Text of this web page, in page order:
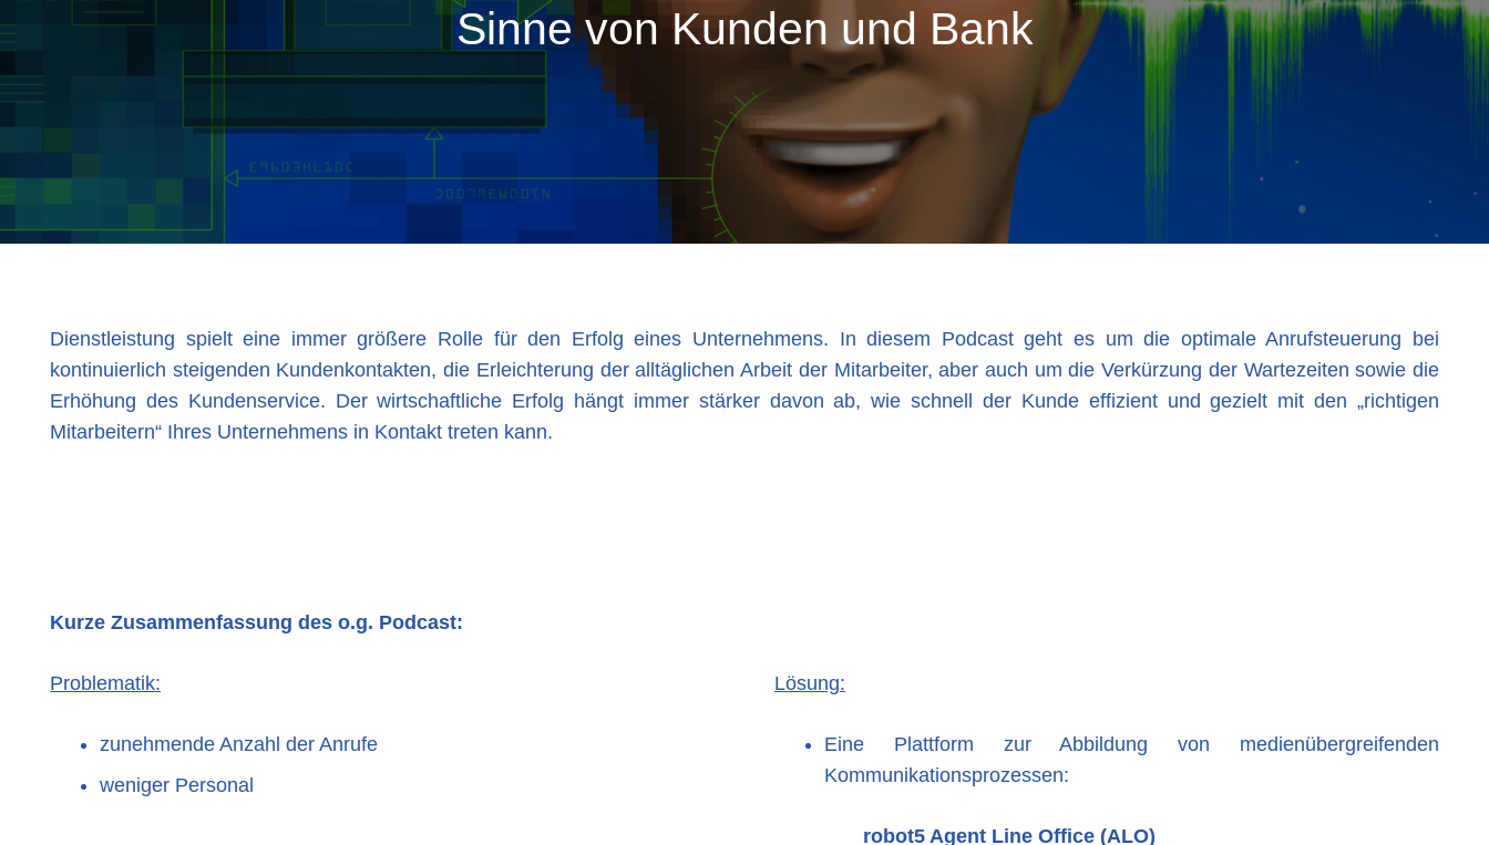
Sinne von Kunden und Bank
Dienstleistung spielt eine immer größere Rolle für den Erfolg eines Unternehmens. In diesem Podcast geht es um die optimale Anrufsteuerung bei
kontinuierlich steigenden Kundenkontakten, die Erleichterung der alltäglichen Arbeit der Mitarbeiter, aber auch um die Verkürzung der Wartezeiten sowie die
Erhöhung des Kundenservice. Der wirtschaftliche Erfolg hängt immer stärker davon ab, wie schnell der Kunde effizient und gezielt mit den „richtigen
Mitarbeitern“ Ihres Unternehmens in Kontakt treten kann.
Kurze Zusammenfassung des o.g. Podcast:
Problematik:
zunehmende Anzahl der Anrufe
weniger Personal
Lösung:
Eine Plattform zur Abbildung von medienübergreifenden
Kommunikationsprozessen:
robot5 Agent Line Office (ALO)